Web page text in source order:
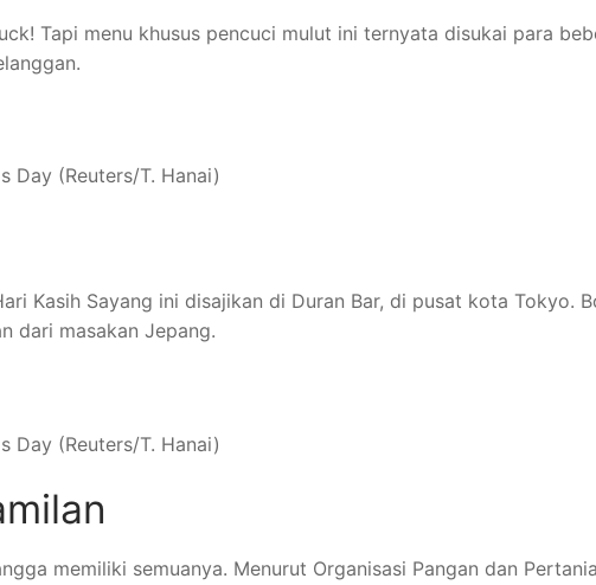
Tapi menu khusus pencuci mulut ini ternyata disukai para
Kasih Sayang ini disajikan di Duran Bar, di pusat kota Tokyo.
dari masakan Jepang.
memiliki semuanya. Menurut Organisasi Pangan dan